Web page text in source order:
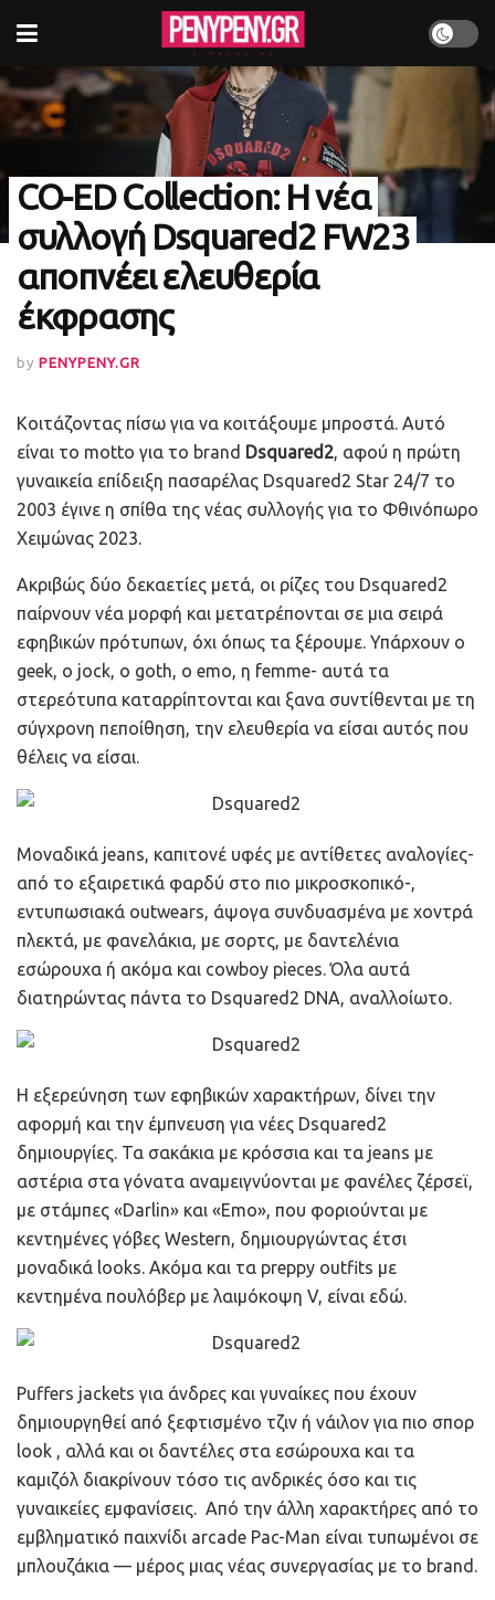
CO-ED Collection: Η νέα
συλλογή Dsquared2 FW23
αποπνέει ελευθερία
έκφρασης
by PENYPENY.GR
Κοιτάζοντας πίσω για να κοιτάξουμε μπροστά. Αυτό
είναι το motto για το brand Dsquared2, αφού η πρώτη
γυναικεία επίδειξη πασαρέλας Dsquared2 Star 24/7 το
2003 έγινε η σπίθα της νέας συλλογής για το Φθινόπωρο
Χειμώνας 2023.
Ακριβώς δύο δεκαετίες μετά, οι ρίζες του Dsquared2
παίρνουν νέα μορφή και μετατρέπονται σε μια σειρά
εφηβικών πρότυπων, όχι όπως τα ξέρουμε. Υπάρχουν ο
geek, ο jock, ο goth, ο emo, η femme- αυτά τα
στερεότυπα καταρρίπτονται και ξανα συντίθενται με τη
σύγχρονη πεποίθηση, την ελευθερία να είσαι αυτός που
θέλεις να είσαι.
Μοναδικά jeans, καπιτονέ υφές με αντίθετες αναλογίες-
από το εξαιρετικά φαρδύ στο πιο μικροσκοπικό-,
εντυπωσιακά outwears, άψογα συνδυασμένα με χοντρά
πλεκτά, με φανελάκια, με σορτς, με δαντελένια
εσώρουχα ή ακόμα και cowboy pieces.Όλα αυτά
διατηρώντας πάντα το Dsquared2 DNA, αναλλοίωτο.
Η εξερεύνηση των εφηβικών χαρακτήρων, δίνει την
αφορμή και την έμπνευση για νέες Dsquared2
δημιουργίες. Τα σακάκια με κρόσσια και τα jeans με
αστέρια στα γόνατα αναμειγνύονται με φανέλες ζέρσεϊ,
με στάμπες «Darlin» και «Emo», που φοριούνται με
κεντημένες γόβες Western, δημιουργώντας έτσι
μοναδικά looks. Ακόμα και τα preppy outfits με
κεντημένα πουλόβερ με λαιμόκοψη V, είναι εδώ.
Puffers jackets για άνδρες και γυναίκες που έχουν
δημιουργηθεί από ξεφτισμένο τζιν ή νάιλον για πιο σπορ
look , αλλά και οι δαντέλες στα εσώρουχα και τα
καμιζόλ διακρίνουν τόσο τις ανδρικές όσο και τις
γυναικείες εμφανίσεις. Από την άλλη χαρακτήρες από το
εμβληματικό παιχνίδι arcade Pac-Man είναι τυπωμένοι σε
μπλουζάκια — μέρος μιας νέας συνεργασίας με το brand.